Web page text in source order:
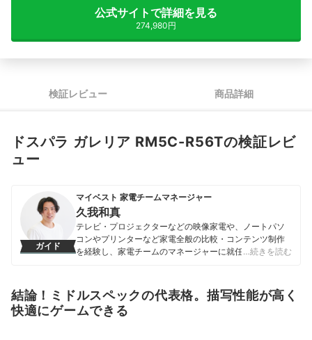
公式サイトで詳細を見る
274,980円
検証レビュー 商品詳細
ドスパラ ガレリア RM5C-R56Tの検証レビ
ュー
ガイド
マイベスト 家電チームマネージャー
久我和真
テレビ・プロジェクターなどの映像家電や、ノートパソ
コンやプリンターなど家電全般の比較・コンテンツ制作
を経験し、家電チームのマネージャーに就任。キャリブ
ストに取り組んだりしてきた。「ユーザーにとってベス
トな選択体験を提供する」ことを心がけて、コンテンツ
制作を行っている。
…続きを読む
結論！ミドルスペックの代表格。描写性能が高く
快適にゲームできる